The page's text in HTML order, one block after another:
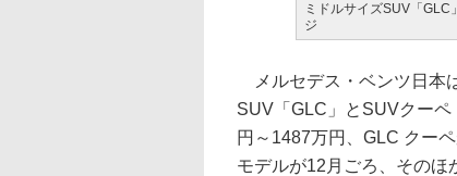
ミドルサイズSUV「
ジ
メルセデス・ベンツ日本
SUV「GLC」とSUVクー
円～1487万円、GLC クー
モデルが12月ごろ、そのほ